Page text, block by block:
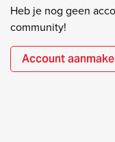
Heb je nog geen
community!
Account